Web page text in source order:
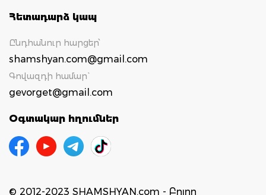
Հետադարձ կապ
Ընդհանուր հարցեր՝
shamshyan.com@gmail.com
Գովազդի համար`
gevorget@gmail.com
Օգտակար հղումներ
© 2012-2023 SHAMSHYAN.com - Բոլոր